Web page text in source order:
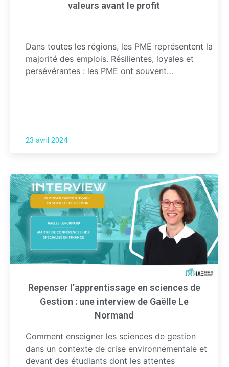
valeurs avant le profit
Dans toutes les régions, les PME représentent la
majorité des emplois. Résilientes, loyales et
persévérantes : les PME ont souvent…
23 avril 2024
Repenser l’apprentissage en sciences de
Gestion : une interview de Gaëlle Le
Normand
Comment enseigner les sciences de gestion
dans un contexte de crise environnementale et
devant des étudiants dont les attentes